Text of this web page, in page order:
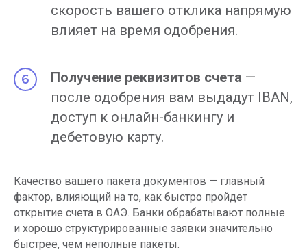
скорость вашего отклика напрямую
влияет на время одобрения.
Получение реквизитов счета —
после одобрения вам выдадут IBAN,
доступ к онлайн-банкингу и
дебетовую карту.
Качество вашего пакета документов — главный
фактор, влияющий на то, как быстро пройдет
открытие счета в ОАЭ. Банки обрабатывают полные
и хорошо структурированные заявки значительно
быстрее, чем неполные пакеты.